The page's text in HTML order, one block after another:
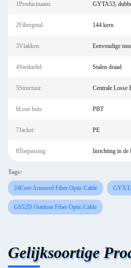
1Productnaam: GYTA53,
2Fibergetal: 144 kern
3Vlakken: Eenvoudige
4Sterktelid: Stalen draad
5Structuur: Centrale Losse
6Loze buis: PBT
7Jacket: PE
8Toepassing: Inrichting in de
Tags:
24Core Armored Fiber Optic Cable
G652D Outdoor Fiber Optic Cable
Gelijksoortige